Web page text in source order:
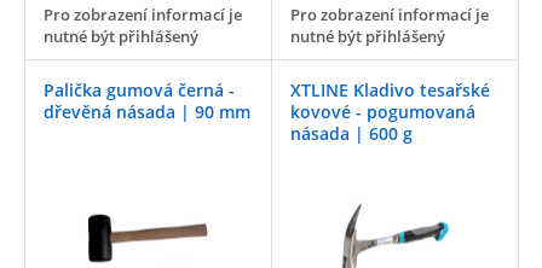
Pro zobrazení informací je
nutné být přihlášený
Pro zobrazení informací je
nutné být přihlášený
Palička gumová černá -
dřevěná násada | 90 mm
XTLINE Kladivo tesařské
kovové - pogumovaná
násada | 600 g